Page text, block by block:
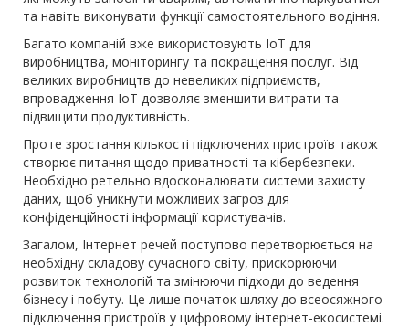
та навіть виконувати функції самостоятельного водіння.
Багато компаній вже використовують IoT для
виробництва, моніторингу та покращення послуг. Від
великих виробництв до невеликих підприємств,
впровадження IoT дозволяє зменшити витрати та
підвищити продуктивність.
Проте зростання кількості підключених пристроїв також
створює питання щодо приватності та кібербезпеки.
Необхідно ретельно вдосконалювати системи захисту
даних, щоб уникнути можливих загроз для
конфіденційності інформації користувачів.
Загалом, Інтернет речей поступово перетворюється на
необхідну складову сучасного світу, прискорюючи
розвиток технологій та змінюючи підходи до ведення
бізнесу і побуту. Це лише початок шляху до всеосяжного
підключення пристроїв у цифровому інтернет-екосистемі.